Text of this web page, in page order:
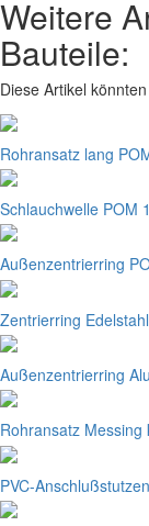
Weitere
Bauteile:
Diese Artikel
Rohransatz lang
Schlauchwelle POM
Außenzentrierring
Zentrierring
Außenzentrierring
Rohransatz Messing
PVC-